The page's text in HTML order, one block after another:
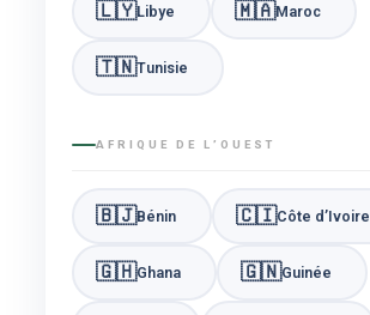
🇱🇾Libye 🇲🇦Maroc
🇹🇳Tunisie
AFRIQUE DE L’OUEST
🇧🇯Bénin 🇨🇮Côte d’Ivoire
🇬🇭Ghana 🇬🇳Guinée